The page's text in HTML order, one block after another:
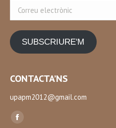
electrònic
SUBSCRIURE'M
CONTACTA’NS
upapm2012@gmail.com
Find us on:
Facebook